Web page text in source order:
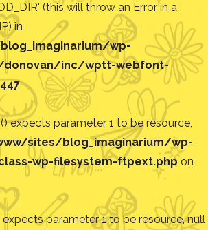
(this will throw an Error in a
in
wp-
inc/wptt-webfont-
447
expects parameter 1 to be resource,
sites/blog_imaginarium/wp-
wp-filesystem-ftpext.php on
parameter 1 to be resource, null